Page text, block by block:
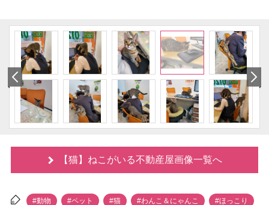
【猫】ねこがいる不動産屋画像一覧へ
#動物 #ペット #猫 #わんこ＆にゃんこ #ほっこり